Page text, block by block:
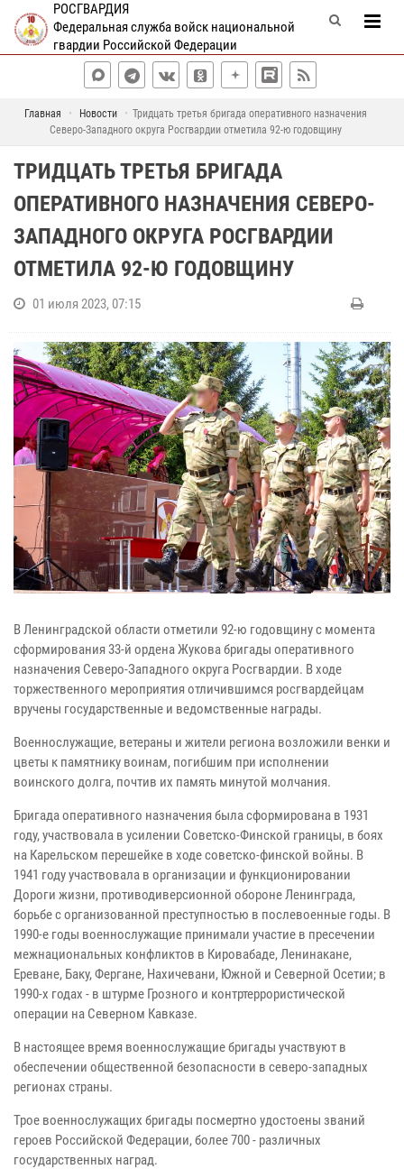
РОСГВАРДИЯ
Федеральная служба войск национальной
гвардии Российской Федерации
Главная Новости
Тридцать третья бригада оперативного назначения
Северо-Западного округа Росгвардии отметила 92-ю годовщину
ТРИДЦАТЬ ТРЕТЬЯ БРИГАДА
ОПЕРАТИВНОГО НАЗНАЧЕНИЯ СЕВЕРО-
ЗАПАДНОГО ОКРУГА РОСГВАРДИИ
ОТМЕТИЛА 92-Ю ГОДОВЩИНУ
01 июля 2023, 07:15
В Ленинградской области отметили 92-ю годовщину с момента
сформирования 33-й ордена Жукова бригады оперативного
назначения Северо-Западного округа Росгвардии. В ходе
торжественного мероприятия отличившимся росгвардейцам
вручены государственные и ведомственные награды.
Военнослужащие, ветераны и жители региона возложили венки и
цветы к памятнику воинам, погибшим при исполнении
воинского долга, почтив их память минутой молчания.
Бригада оперативного назначения была сформирована в 1931
году, участвовала в усилении Советско-Финской границы, в боях
на Карельском перешейке в ходе советско-финской войны. В
1941 году участвовала в организации и функционировании
Дороги жизни, противодиверсионной обороне Ленинграда,
борьбе с организованной преступностью в послевоенные годы. В
1990-е годы военнослужащие принимали участие в пресечении
межнациональных конфликтов в Кировабаде, Ленинакане,
Ереване, Баку, Фергане, Нахичевани, Южной и Северной Осетии; в
1990-х годах - в штурме Грозного и контртеррористической
операции на Северном Кавказе.
В настоящее время военнослужащие бригады участвуют в
обеспечении общественной безопасности в северо-западных
регионах страны.
Трое военнослужащих бригады посмертно удостоены званий
героев Российской Федерации, более 700 - различных
государственных наград.